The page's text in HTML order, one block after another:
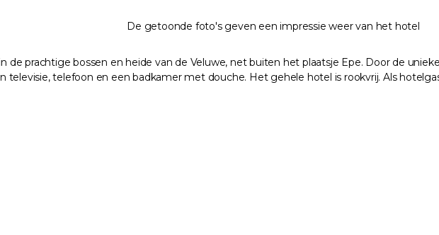
De getoonde foto's geven een impressie weer van het hotel
de prachtige bossen en heide van de Veluwe, net buiten het plaatsje Epe. Door de
televisie, telefoon en een badkamer met douche. Het gehele hotel is rookvrij. Als